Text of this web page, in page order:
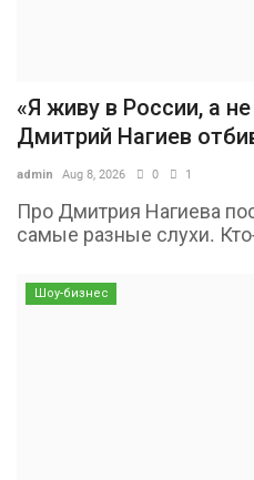
«Я живу в России, а
Дмитрий Нагиев
admin Aug 8, 2026 0 1
Про Дмитрия Нагиева
самые разные слухи.
Шоу-бизнес